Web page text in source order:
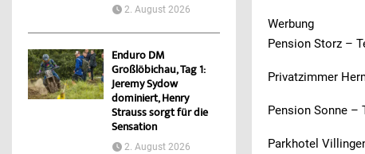
Werbung
Pension Storz –
Privatzimmer
Pension Sonne –
Parkhotel
2. August 2026
Enduro DM
Großlöbichau, Tag 1:
Jeremy Sydow
dominiert, Henry
Strauss sorgt für die
Sensation
2. August 2026